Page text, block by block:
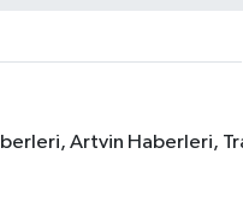
Artvin Haberleri,